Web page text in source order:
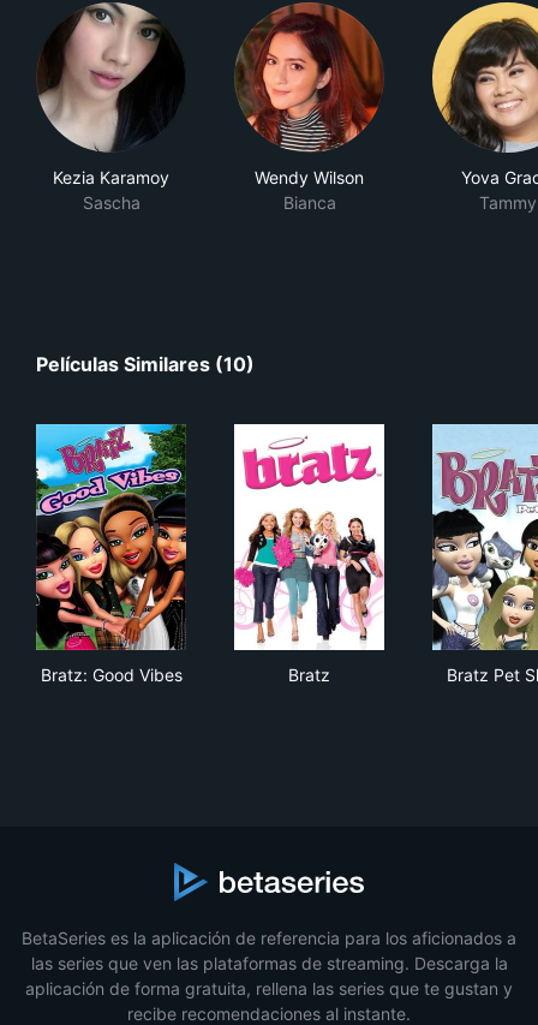
Kezia Karamoy
Sascha
Wendy Wilson
Bianca
Yova
Tammy
Películas Similares (10)
Bratz: Good Vibes Bratz Bratz Pet
BetaSeries es la aplicación de referencia para los aficionados a
las series que ven las plataformas de streaming. Descarga la
aplicación de forma gratuita, rellena las series que te gustan y
recibe recomendaciones al instante.